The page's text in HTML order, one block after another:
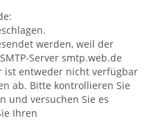
werden, weil der
Server smtp.web.de
ist entweder nicht verfügbar
ab. Bitte kontrollieren Sie
und versuchen Sie es
Ihren